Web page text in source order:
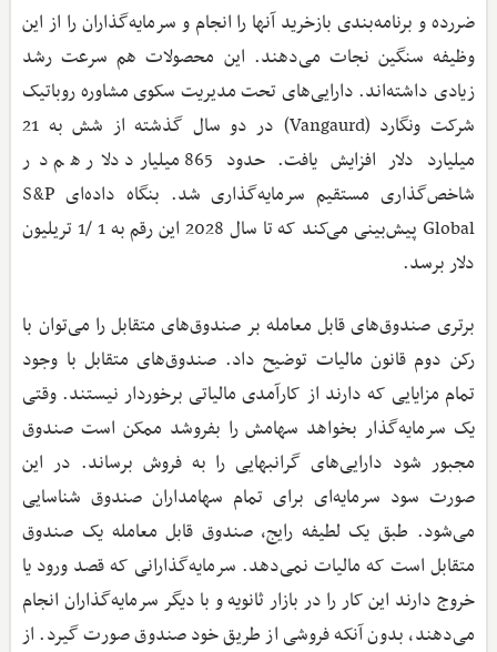
ضررده و برنامه‌بندی بازخرید آنها را انجام و سرمایه‌گذاران را از این
وظیفه سنگین نجات می‌‌دهند. این محصولات هم سرعت رشد
زیادی داشته‌اند. دارایی‌های تحت مدیریت سکوی مشاوره روباتیک
شرکت ونگارد (Vangaurd) در دو سال گذشته از شش به 21
میلیارد دلار افزایش یافت. حدود 865 میلیارد دلار هم در
شاخص‌گذاری مستقیم سرمایه‌گذاری شد. بنگاه داده‌ای S&P
Global پیش‌بینی می‌کند که تا سال 2028 این رقم به 1 /1 تریلیون
دلار برسد.
برتری صندوق‌های قابل معامله بر صندوق‌های متقابل را می‌توان با
رکن دوم قانون مالیات توضیح داد. صندوق‌های متقابل با وجود
تمام مزایایی که دارند از کارآمدی مالیاتی برخوردار نیستند. وقتی
یک سرمایه‌گذار بخواهد سهامش را بفروشد ممکن است صندوق
مجبور شود دارایی‌های گرانبهایی را به فروش برساند. در این
صورت سود سرمایه‌ای برای تمام سهامداران صندوق شناسایی
می‌شود. طبق یک لطیفه رایج، صندوق قابل معامله یک صندوق
متقابل است که مالیات نمی‌دهد. سرمایه‌گذارانی که قصد ورود یا
خروج دارند این کار را در بازار ثانویه و با دیگر سرمایه‌گذاران انجام
می‌دهند، بدون آنکه فروشی از طریق خود صندوق صورت گیرد. از